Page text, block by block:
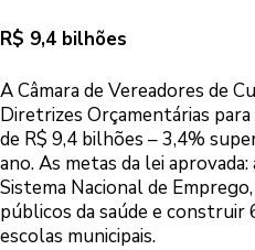
R$ 9,4 bilhões
A Câmara de Vereadores de
Diretrizes Orçamentárias
de R$ 9,4 bilhões – 3,4%
ano. As metas da lei
Sistema Nacional de
públicos da saúde e construir
escolas municipais.